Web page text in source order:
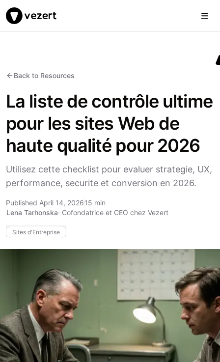
Vezert
Back to Resources
La liste de contrôle ultime
pour les sites Web de
haute qualité pour 2026
Utilisez cette checklist pour evaluer strategie, UX,
performance, securite et conversion en 2026.
Published April 14, 202615 min
Lena Tarhonska· Cofondatrice et CEO chez Vezert
Sites d'Entreprise